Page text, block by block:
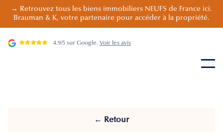
→ Retrouvez tous les biens immobiliers NEUFS de France ici.
Brauman & K, votre partenaire pour accéder à la propriété.
4.9/5 sur Google. Voir les avis
← Retour